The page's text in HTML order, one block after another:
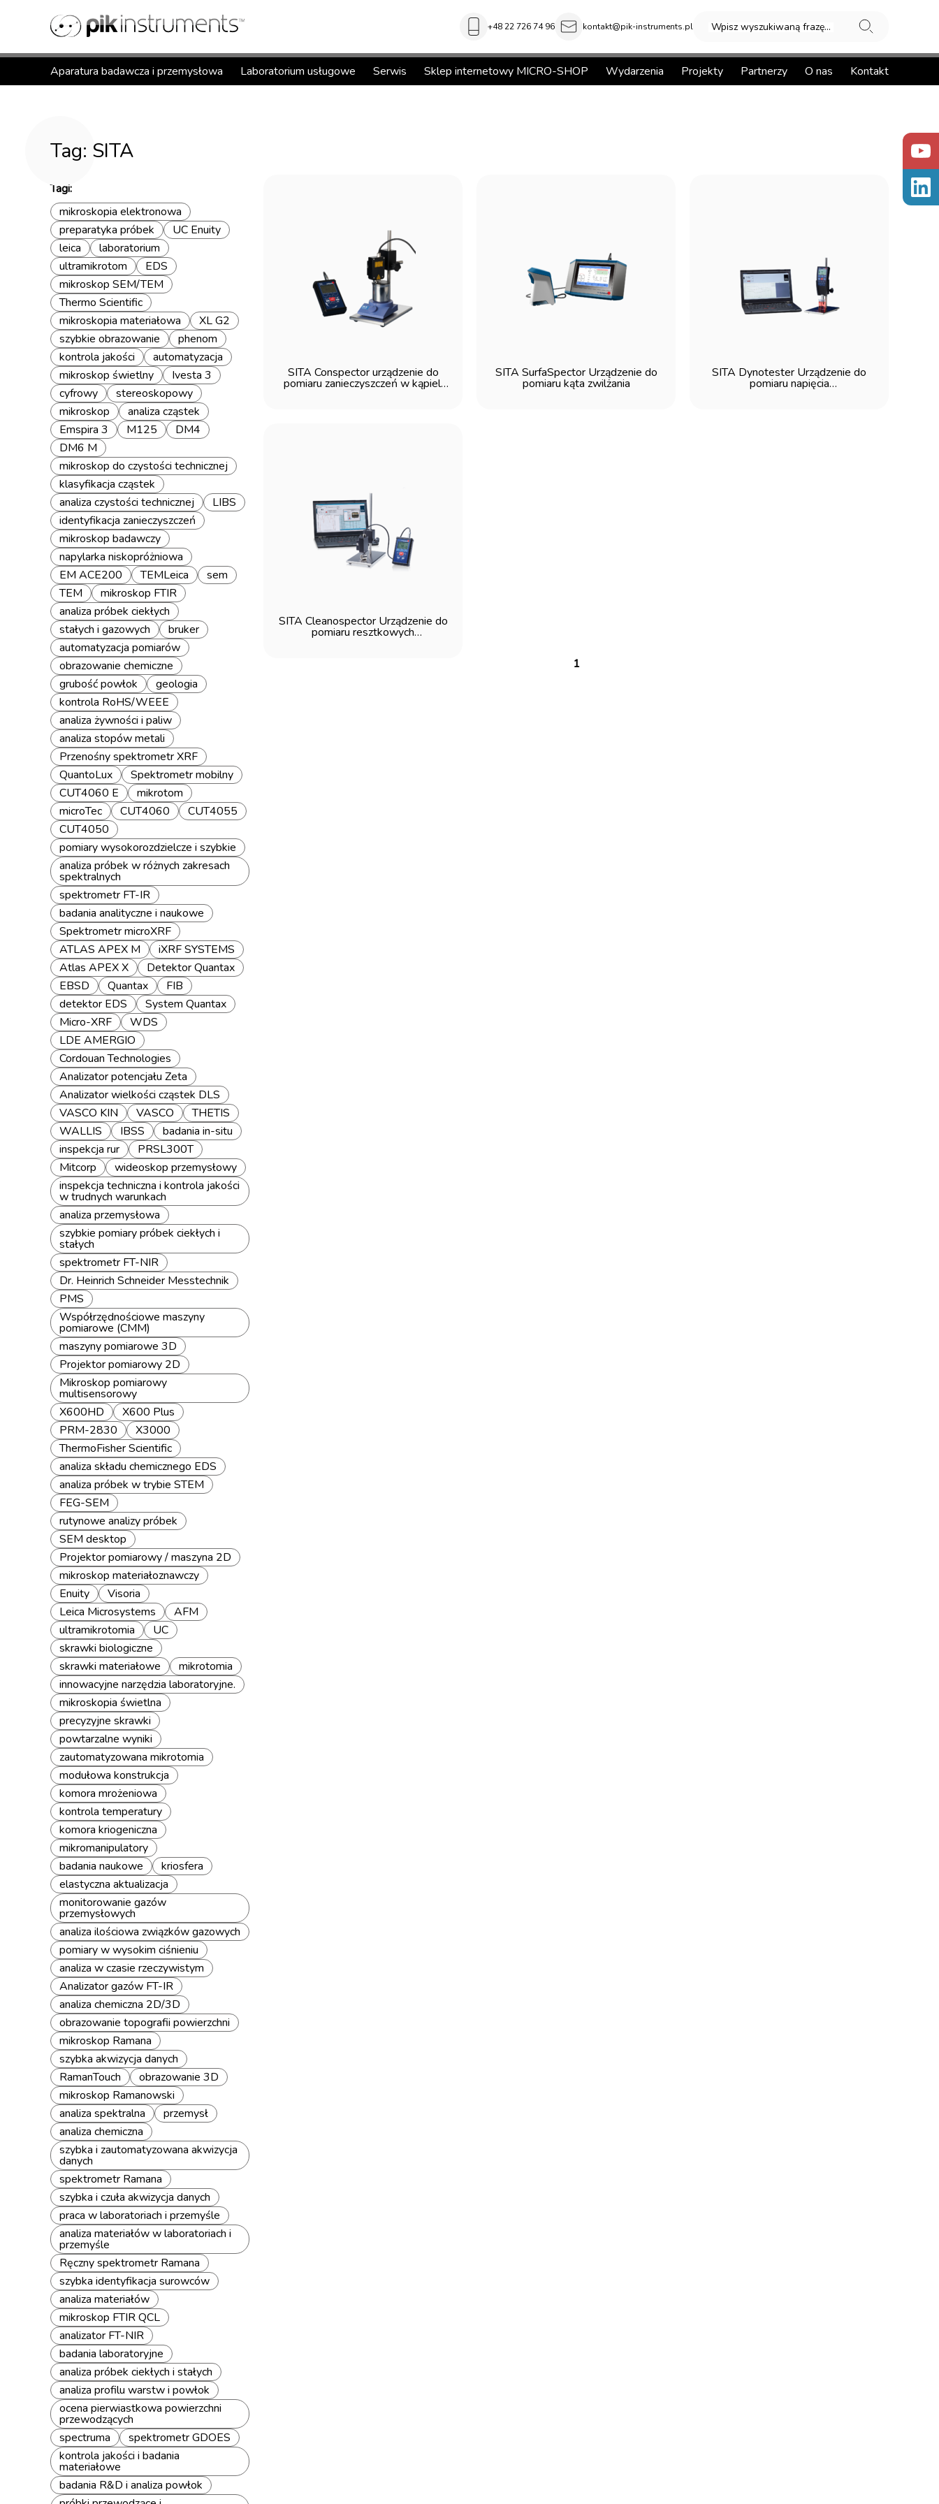
+48 22 726 74 96 kontakt@pik-instruments.pl Wpisz wyszukiwaną frazę...
Aparatura badawcza i przemysłowa Laboratorium usługowe Serwis Sklep internetowy MICRO-SHOP Wydarzenia Projekty Partnerzy O nas Kontakt
Tag: SITA
Tagi:
mikroskopia elektronowa
preparatyka próbek
UC Enuity
leica
laboratorium
ultramikrotom
EDS
mikroskop SEM/TEM
Thermo Scientific
mikroskopia materiałowa
XL G2
szybkie obrazowanie
phenom
kontrola jakości
automatyzacja
mikroskop świetlny
Ivesta 3
cyfrowy
stereoskopowy
mikroskop
analiza cząstek
Emspira 3
M125
DM4
DM6 M
mikroskop do czystości technicznej
klasyfikacja cząstek
analiza czystości technicznej
LIBS
identyfikacja zanieczyszczeń
mikroskop badawczy
napylarka niskopróżniowa
EM ACE200
TEMLeica
sem
TEM
mikroskop FTIR
analiza próbek ciekłych
stałych i gazowych
bruker
automatyzacja pomiarów
obrazowanie chemiczne
grubość powłok
geologia
kontrola RoHS/WEEE
analiza żywności i paliw
analiza stopów metali
Przenośny spektrometr XRF
QuantoLux
Spektrometr mobilny
CUT4060 E
mikrotom
microTec
CUT4060
CUT4055
CUT4050
pomiary wysokorozdzielcze i szybkie
analiza próbek w różnych zakresach
spektralnych
spektrometr FT-IR
badania analityczne i naukowe
Spektrometr microXRF
ATLAS APEX M
iXRF SYSTEMS
Atlas APEX X
Detektor Quantax
EBSD
Quantax
FIB
detektor EDS
System Quantax
Micro-XRF
WDS
LDE AMERGIO
Cordouan Technologies
Analizator potencjału Zeta
Analizator wielkości cząstek DLS
VASCO KIN
VASCO
THETIS
WALLIS
IBSS
badania in-situ
inspekcja rur
PRSL300T
Mitcorp
wideoskop przemysłowy
inspekcja techniczna i kontrola jakości
w trudnych warunkach
analiza przemysłowa
szybkie pomiary próbek ciekłych i
stałych
spektrometr FT-NIR
Dr. Heinrich Schneider Messtechnik
PMS
Współrzędnościowe maszyny
pomiarowe (CMM)
maszyny pomiarowe 3D
Projektor pomiarowy 2D
Mikroskop pomiarowy
multisensorowy
X600HD
X600 Plus
PRM-2830
X3000
ThermoFisher Scientific
analiza składu chemicznego EDS
analiza próbek w trybie STEM
FEG-SEM
rutynowe analizy próbek
SEM desktop
Projektor pomiarowy / maszyna 2D
mikroskop materiałoznawczy
Enuity
Visoria
Leica Microsystems
AFM
ultramikrotomia
UC
skrawki biologiczne
skrawki materiałowe
mikrotomia
innowacyjne narzędzia laboratoryjne.
mikroskopia świetlna
precyzyjne skrawki
powtarzalne wyniki
zautomatyzowana mikrotomia
modułowa konstrukcja
komora mrożeniowa
kontrola temperatury
komora kriogeniczna
mikromanipulatory
badania naukowe
kriosfera
elastyczna aktualizacja
monitorowanie gazów
przemysłowych
analiza ilościowa związków gazowych
pomiary w wysokim ciśnieniu
analiza w czasie rzeczywistym
Analizator gazów FT-IR
analiza chemiczna 2D/3D
obrazowanie topografii powierzchni
mikroskop Ramana
szybka akwizycja danych
RamanTouch
obrazowanie 3D
mikroskop Ramanowski
analiza spektralna
przemysł
analiza chemiczna
szybka i zautomatyzowana akwizycja
danych
spektrometr Ramana
szybka i czuła akwizycja danych
praca w laboratoriach i przemyśle
analiza materiałów w laboratoriach i
przemyśle
Ręczny spektrometr Ramana
szybka identyfikacja surowców
analiza materiałów
mikroskop FTIR QCL
analizator FT-NIR
badania laboratoryjne
analiza próbek ciekłych i stałych
analiza profilu warstw i powłok
ocena pierwiastkowa powierzchni
przewodzących
spectruma
spektrometr GDOES
kontrola jakości i badania
materiałowe
badania R&D i analiza powłok
SITA Conspector urządzenie do
pomiaru zanieczyszczeń w kąpieli
myjącej
SITA SurfaSpector Urządzenie do
pomiaru kąta zwilżania
SITA Dynotester Urządzenie do
pomiaru napięcia
powierzchniowego
SITA Cleanospector Urządzenie do
pomiaru resztkowych
zanieczyszczeń olejowych
1